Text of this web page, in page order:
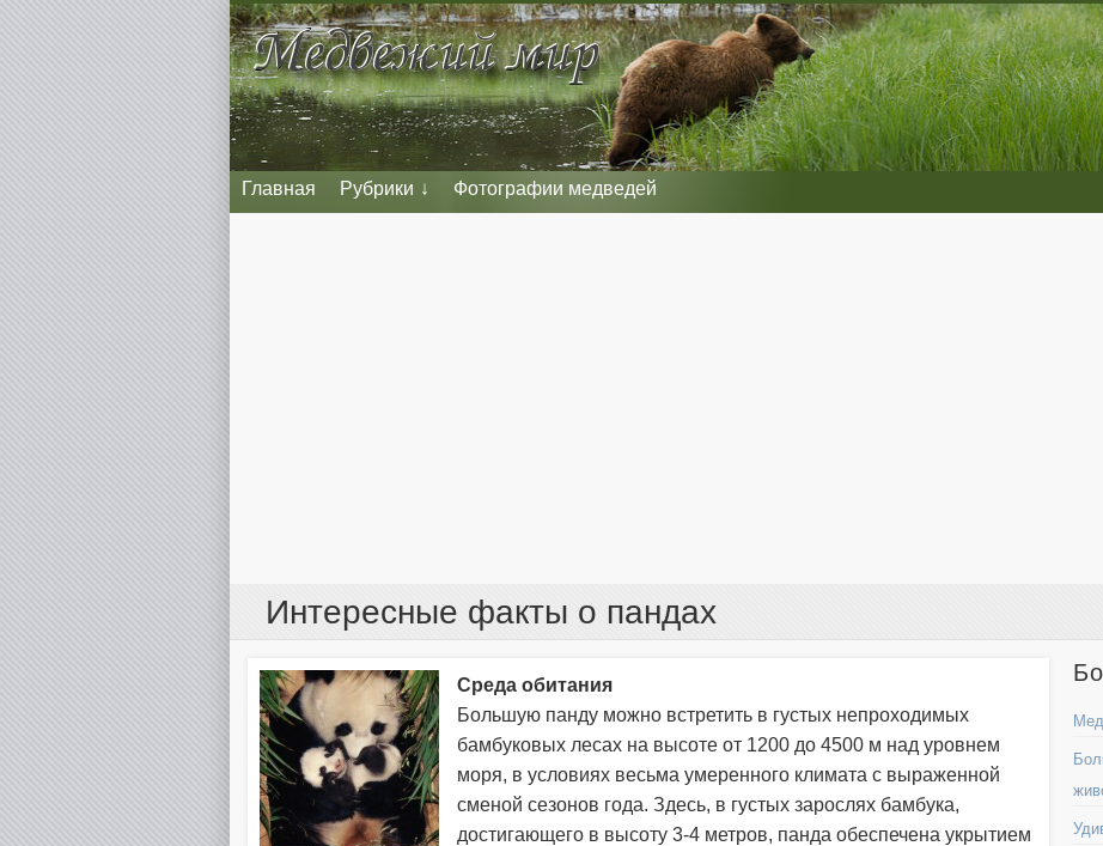
Главная Рубрики Фотографии медведей
Интересные факты о пандах
Среда обитания
Большую панду можно встретить в густых непроходимых
бамбуковых лесах на высоте от 1200 до 4500 м над уровнем
моря, в условиях весьма умеренного климата с выраженной
сменой сезонов года. Здесь, в густых зарослях бамбука,
достигающего в высоту 3-4 метров, панда обеспечена укрытием